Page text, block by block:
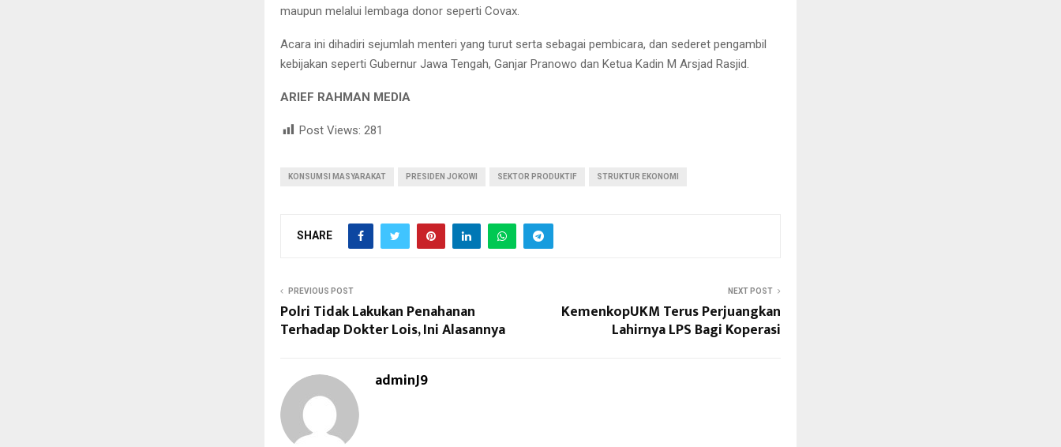
maupun melalui lembaga donor seperti Covax.
Acara ini dihadiri sejumlah menteri yang turut serta sebagai pembicara, dan sederet pengambil
kebijakan seperti Gubernur Jawa Tengah, Ganjar Pranowo dan Ketua Kadin M Arsjad Rasjid.
ARIEF RAHMAN MEDIA
Post Views: 281
KONSUMSI MASYARAKAT PRESIDEN JOKOWI SEKTOR PRODUKTIF STRUKTUR EKONOMI
SHARE
PREVIOUS POST
Polri Tidak Lakukan Penahanan
Terhadap Dokter Lois, Ini Alasannya
NEXT POST
KemenkopUKM Terus Perjuangkan
Lahirnya LPS Bagi Koperasi
adminJ9